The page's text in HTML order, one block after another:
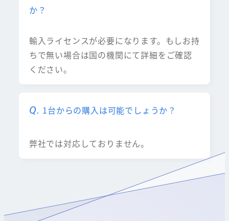
か？
輸入ライセンスが必要になります。もしお持
ちで無い場合は国の機関にて詳細をご確認
ください。
1台からの購入は可能でしょうか？
弊社では対応しておりません。